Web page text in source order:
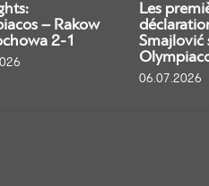
– Rakow
2-1
Les
Smajlović
06.07.2026